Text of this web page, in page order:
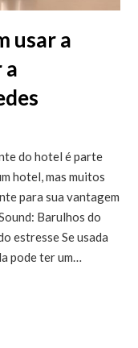
usar a
a
do hotel é parte
hotel, mas muitos
para sua vantagem
Barulhos do
estresse Se usada
pode ter um…